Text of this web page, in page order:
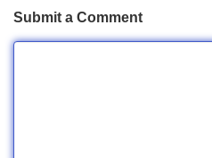
Submit a Comment